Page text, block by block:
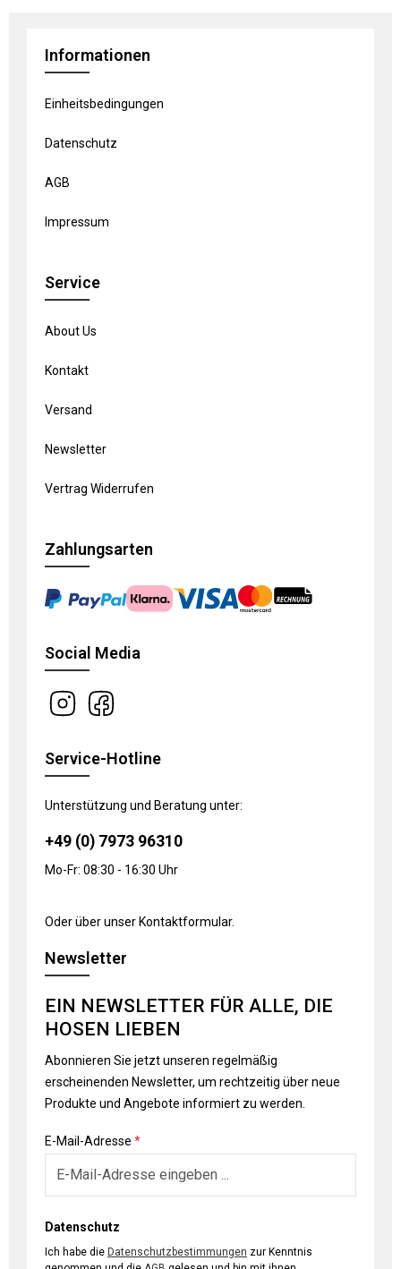
Informationen
Einheitsbedingungen
Datenschutz
AGB
Impressum
Service
About Us
Kontakt
Versand
Newsletter
Vertrag Widerrufen
Zahlungsarten
Social Media
Service-Hotline
Unterstützung und Beratung unter:
+49 (0) 7973 96310
Mo-Fr: 08:30 - 16:30 Uhr
Oder über unser Kontaktformular.
Newsletter
EIN NEWSLETTER FÜR ALLE, DIE
HOSEN LIEBEN
Abonnieren Sie jetzt unseren regelmäßig
erscheinenden Newsletter, um rechtzeitig über neue
Produkte und Angebote informiert zu werden.
E-Mail-Adresse *
Datenschutz
Ich habe die Datenschutzbestimmungen